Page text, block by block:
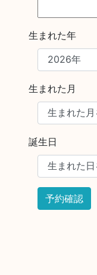
生まれた年
生まれた月
誕生日